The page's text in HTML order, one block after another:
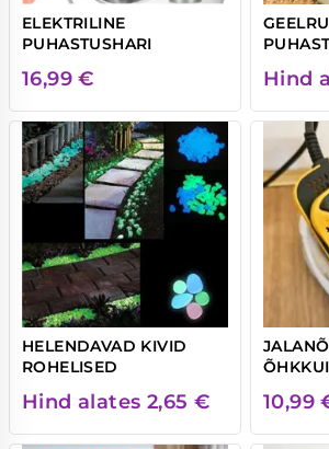
ELEKTRILINE
PUHASTUSHARI
16,99€ Hind
HELENDAVAD KIVID
ROHELISED
Hind alates 2,65 € 10,99